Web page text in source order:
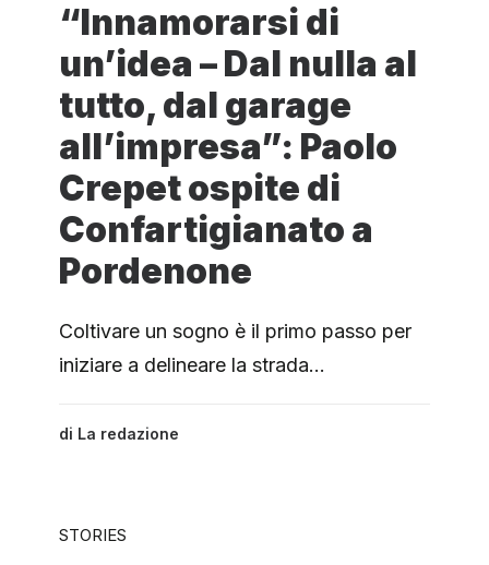
“Innamorarsi di
un’idea – Dal nulla al
tutto, dal garage
all’impresa”: Paolo
Crepet ospite di
Confartigianato a
Pordenone
Coltivare un sogno è il primo passo per
iniziare a delineare la strada…
di La redazione
STORIES